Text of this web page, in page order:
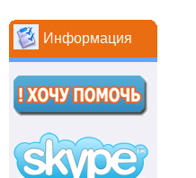
Информация